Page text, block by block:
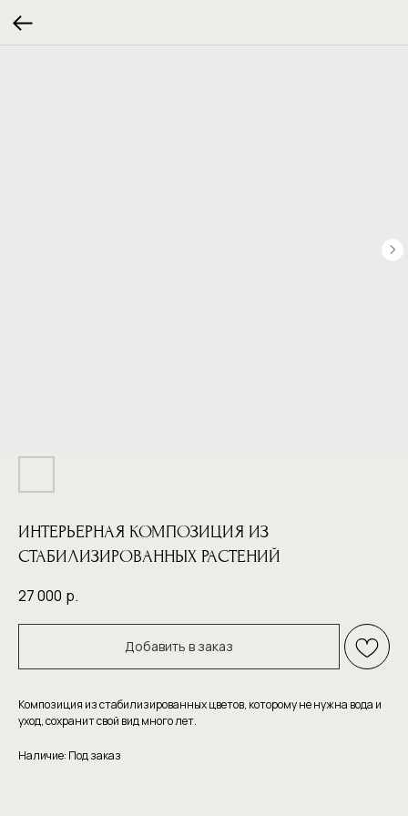
ИНТЕРЬЕРНАЯ КОМПОЗИЦИЯ ИЗ
СТАБИЛИЗИРОВАННЫХ РАСТЕНИЙ
27 000 р.
Добавить в заказ
Композиция из стабилизированных цветов, которому не нужна вода и
уход, сохранит свой вид много лет.
Наличие: Под заказ